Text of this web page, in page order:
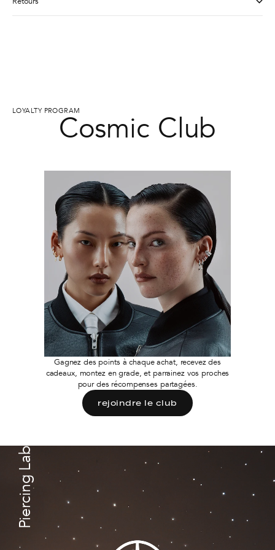
Gagnez des points à chaque achat, recevez des
cadeaux, montez en grade, et parrainez vos proches
pour des récompenses partagées.
rejoindre le club
LOYALTY PROGRAMCosmic Club
Piercing Lab